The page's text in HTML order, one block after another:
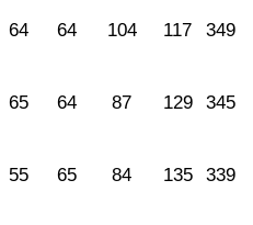
64 64 104 117 349
65 64 87 129 345
55 65 84 135 339